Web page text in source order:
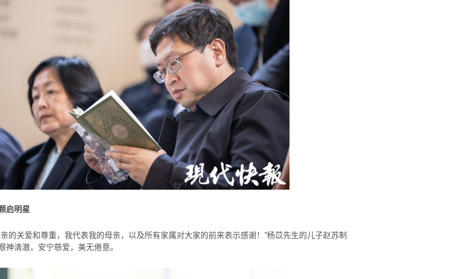
启明星
的关爱和尊重，我代表我的母亲，以及所有家属对大家的前来表示感谢！”杨苡先生的儿子赵苏制
神清澈，安宁慈爱，美无倦意。